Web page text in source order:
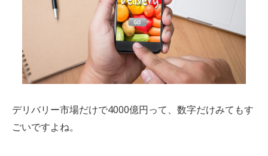
デリバリー市場だけで4000億円って、数字だけみてもす
ごいですよね。